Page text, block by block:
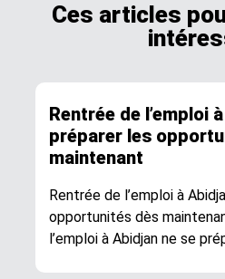
Ces articles
Rentrée de l’emploi
préparer les
maintenant
Rentrée de l’emploi à
opportunités dès
l’emploi à Abidjan ne se